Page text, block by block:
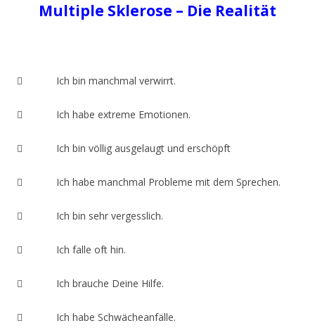
Multiple Sklerose – Die Realität
 Ich bin manchmal verwirrt.
 Ich habe extreme Emotionen.
 Ich bin völlig ausgelaugt und erschöpft
 Ich habe manchmal Probleme mit dem Sprechen.
 Ich bin sehr vergesslich.
 Ich falle oft hin.
 Ich brauche Deine Hilfe.
 Ich habe Schwächeanfälle.